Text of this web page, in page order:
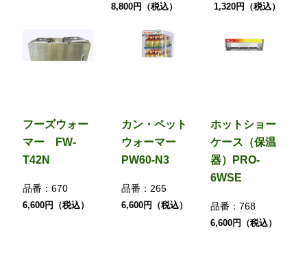
8,800円（税込） 1,320円（税込）
フーズウォー
マー FW-
T42N
品番： 670
6,600円（税込）
カン・ペット
ウォーマー
PW60-N3
品番： 265
6,600円（税込）
ホットショー
ケース（保温
器）PRO-
6WSE
品番：768
6,600円（税込）